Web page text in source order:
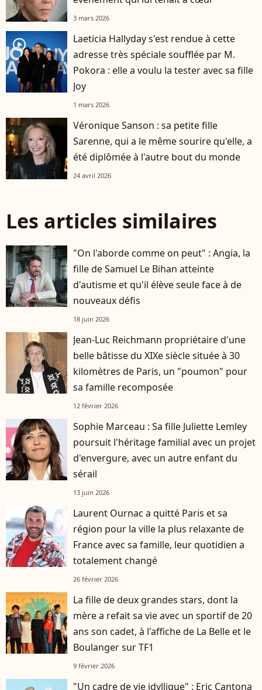
3 mars 2026
player2
Laeticia Hallyday s'est rendue à cette
adresse très spéciale soufflée par M.
Pokora : elle a voulu la tester avec sa fille
Joy
1 mars 2026
Véronique Sanson : sa petite fille
Sarenne, qui a le même sourire qu'elle, a
été diplômée à l'autre bout du monde
24 avril 2026
Les articles similaires
"On l'aborde comme on peut" : Angia, la
fille de Samuel Le Bihan atteinte
d'autisme et qu'il élève seule face à de
nouveaux défis
18 juin 2026
Jean-Luc Reichmann propriétaire d'une
belle bâtisse du XIXe siècle située à 30
kilomètres de Paris, un "poumon" pour
sa famille recomposée
12 février 2026
Sophie Marceau : Sa fille Juliette Lemley
poursuit l'héritage familial avec un projet
d'envergure, avec un autre enfant du
sérail
13 juin 2026
Laurent Ournac a quitté Paris et sa
région pour la ville la plus relaxante de
France avec sa famille, leur quotidien a
totalement changé
26 février 2026
La fille de deux grandes stars, dont la
mère a refait sa vie avec un sportif de 20
ans son cadet, à l'affiche de La Belle et le
Boulanger sur TF1
9 février 2026
"Un cadre de vie idyllique" : Eric Cantona